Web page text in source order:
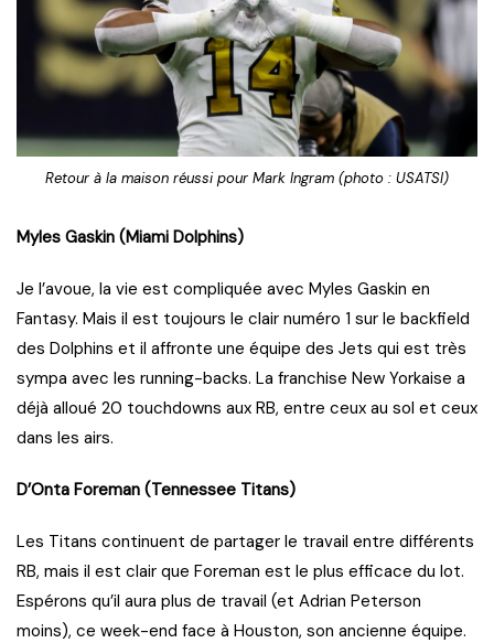
Retour à la maison réussi pour Mark Ingram (photo : USATSI)
Myles Gaskin (Miami Dolphins)
Je l’avoue, la vie est compliquée avec Myles Gaskin en
Fantasy. Mais il est toujours le clair numéro 1 sur le backfield
des Dolphins et il affronte une équipe des Jets qui est très
sympa avec les running-backs. La franchise New Yorkaise a
déjà alloué 20 touchdowns aux RB, entre ceux au sol et ceux
dans les airs.
D’Onta Foreman (Tennessee Titans)
Les Titans continuent de partager le travail entre différents
RB, mais il est clair que Foreman est le plus efficace du lot.
Espérons qu’il aura plus de travail (et Adrian Peterson
moins), ce week-end face à Houston, son ancienne équipe.